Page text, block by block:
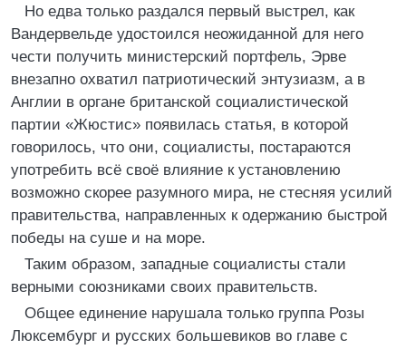
Но едва только раздался первый выстрел, как
Вандервельде удостоился неожиданной для него
чести получить министерский портфель, Эрве
внезапно охватил патриотический энтузиазм, а в
Англии в органе британской социалистической
партии «Жюстис» появилась статья, в которой
говорилось, что они, социалисты, постараются
употребить всё своё влияние к установлению
возможно скорее разумного мира, не стесняя усилий
правительства, направленных к одержанию быстрой
победы на суше и на море.
Таким образом, западные социалисты стали
верными союзниками своих правительств.
Общее единение нарушала только группа Розы
Люксембург и русских большевиков во главе с